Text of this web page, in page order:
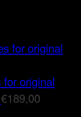
original
€189,00